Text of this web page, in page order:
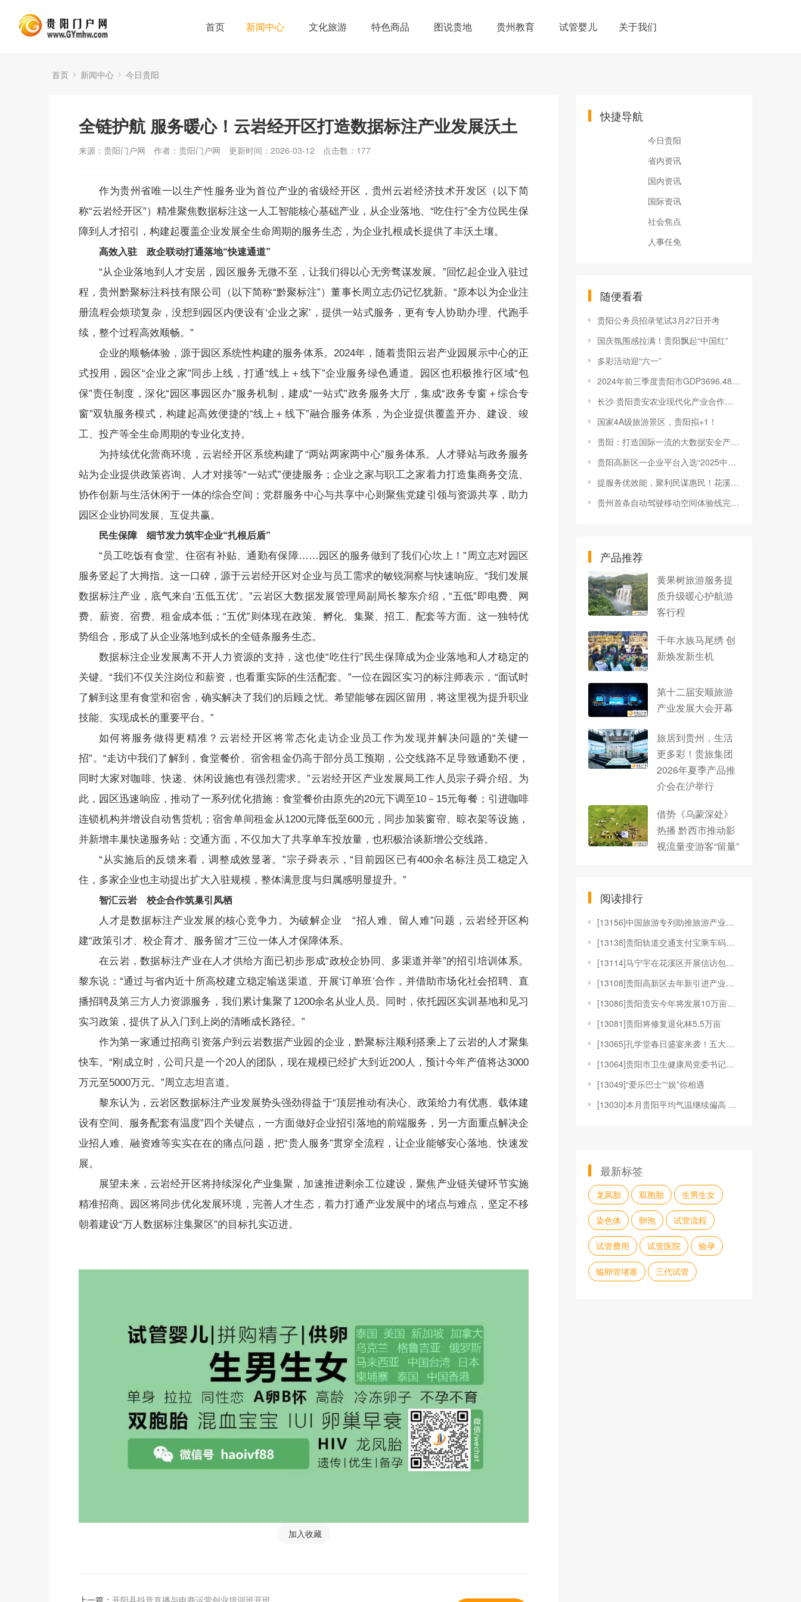
首页 新闻中心 文化旅游 特色商品 图说贵地 贵州教育 试管婴儿 关于我们
首页 新闻中心 今日贵阳
全链护航 服务暖心！云岩经开区打造数据标注产业发展沃土
来源：贵阳门户网 作者：贵阳门户网 更新时间：2026-03-12 点击数： 177
作为贵州省唯一以生产性服务业为首位产业的省级经开区，贵州云岩经济技术开发区（以下简
称“云岩经开区”）精准聚焦数据标注这一人工智能核心基础产业，从企业落地、“吃住行”全方位民生保
障到人才招引，构建起覆盖企业发展全生命周期的服务生态，为企业扎根成长提供了丰沃土壤。
高效入驻 政企联动打通落地“快速通道”
“从企业落地到人才安居，园区服务无微不至，让我们得以心无旁骛谋发展。”回忆起企业入驻过
程，贵州黔聚标注科技有限公司（以下简称“黔聚标注”）董事长周立志仍记忆犹新。“原本以为企业注
册流程会烦琐复杂，没想到园区内便设有‘企业之家’，提供一站式服务，更有专人协助办理、代跑手
续，整个过程高效顺畅。”
企业的顺畅体验，源于园区系统性构建的服务体系。2024年，随着贵阳云岩产业园展示中心的正
式投用，园区“企业之家”同步上线，打通“线上＋线下”企业服务绿色通道。园区也积极推行区域“包
保”责任制度，深化“园区事园区办”服务机制，建成“一站式”政务服务大厅，集成“政务专窗＋综合专
窗”双轨服务模式，构建起高效便捷的“线上＋线下”融合服务体系，为企业提供覆盖开办、建设、竣
工、投产等全生命周期的专业化支持。
为持续优化营商环境，云岩经开区系统构建了“两站两家两中心”服务体系。人才驿站与政务服务
站为企业提供政策咨询、人才对接等“一站式”便捷服务；企业之家与职工之家着力打造集商务交流、
协作创新与生活休闲于一体的综合空间；党群服务中心与共享中心则聚焦党建引领与资源共享，助力
园区企业协同发展、互促共赢。
民生保障 细节发力筑牢企业“扎根后盾”
“员工吃饭有食堂、住宿有补贴、通勤有保障……园区的服务做到了我们心坎上！”周立志对园区
服务竖起了大拇指。这一口碑，源于云岩经开区对企业与员工需求的敏锐洞察与快速响应。“我们发展
数据标注产业，底气来自‘五低五优’。”云岩区大数据发展管理局副局长黎东介绍，“五低”即电费、网
费、薪资、宿费、租金成本低；“五优”则体现在政策、孵化、集聚、招工、配套等方面。这一独特优
势组合，形成了从企业落地到成长的全链条服务生态。
数据标注企业发展离不开人力资源的支持，这也使“吃住行”民生保障成为企业落地和人才稳定的
关键。“我们不仅关注岗位和薪资，也看重实际的生活配套。”一位在园区实习的标注师表示，“面试时
了解到这里有食堂和宿舍，确实解决了我们的后顾之忧。希望能够在园区留用，将这里视为提升职业
技能、实现成长的重要平台。”
如何将服务做得更精准？云岩经开区将常态化走访企业员工作为发现并解决问题的“关键一
招”。“走访中我们了解到，食堂餐价、宿舍租金仍高于部分员工预期，公交线路不足导致通勤不便，
同时大家对咖啡、快递、休闲设施也有强烈需求。”云岩经开区产业发展局工作人员宗子舜介绍。为
此，园区迅速响应，推动了一系列优化措施：食堂餐价由原先的20元下调至10－15元每餐；引进咖啡
连锁机构并增设自动售货机；宿舍单间租金从1200元降低至600元，同步加装窗帘、晾衣架等设施，
并新增丰巢快递服务站；交通方面，不仅加大了共享单车投放量，也积极洽谈新增公交线路。
“从实施后的反馈来看，调整成效显著。”宗子舜表示，“目前园区已有400余名标注员工稳定入
住，多家企业也主动提出扩大入驻规模，整体满意度与归属感明显提升。”
智汇云岩 校企合作筑巢引凤栖
人才是数据标注产业发展的核心竞争力。为破解企业 “招人难、留人难”问题，云岩经开区构
建“政策引才、校企育才、服务留才”三位一体人才保障体系。
在云岩，数据标注产业在人才供给方面已初步形成“政校企协同、多渠道并举”的招引培训体系。
黎东说：“通过与省内近十所高校建立稳定输送渠道、开展‘订单班’合作，并借助市场化社会招聘、直
播招聘及第三方人力资源服务，我们累计集聚了1200余名从业人员。同时，依托园区实训基地和见习
实习政策，提供了从入门到上岗的清晰成长路径。”
作为第一家通过招商引资落户到云岩数据产业园的企业，黔聚标注顺利搭乘上了云岩的人才聚集
快车。“刚成立时，公司只是一个20人的团队，现在规模已经扩大到近200人，预计今年产值将达3000
万元至5000万元。”周立志坦言道。
黎东认为，云岩区数据标注产业发展势头强劲得益于“顶层推动有决心、政策给力有优惠、载体建
设有空间、服务配套有温度”四个关键点，一方面做好企业招引落地的前端服务，另一方面重点解决企
业招人难、融资难等实实在在的痛点问题，把“贵人服务”贯穿全流程，让企业能够安心落地、快速发
展。
展望未来，云岩经开区将持续深化产业集聚，加速推进剩余工位建设，聚焦产业链关键环节实施
精准招商。园区将同步优化发展环境，完善人才生态，着力打通产业发展中的堵点与难点，坚定不移
朝着建设“万人数据标注集聚区”的目标扎实迈进。
加入收藏
上一篇： 开阳县抖音直播与电商运营创业培训班开班
快捷导航
今日贵阳
省内资讯
国内资讯
国际资讯
社会焦点
人事任免
随便看看
贵阳公务员招录笔试3月27日开考
国庆氛围感拉满！贵阳飘起“中国红”
多彩活动迎“六一”
2024年前三季度贵阳市GDP3696.48亿元，同比增长6.0%
长沙·贵阳贵安农业现代化产业合作推介活动举行 签约产业项目12个 总投资2.5亿元
国家4A级旅游景区，贵阳拟+1！
贵阳：打造国际一流的大数据安全产业集聚区
贵阳高新区一企业平台入选“2025中国AI+应用Top50”优秀案例
提服务优效能，聚利民谋惠民！花溪区民政局多措并举写好“民生答卷”
贵州首条自动驾驶移动空间体验线完成城市道路多场景实测
产品推荐
黄果树旅游服务提
质升级暖心护航游
客行程
千年水族马尾绣 创
新焕发新生机
第十二届安顺旅游
产业发展大会开幕
旅居到贵州，生活
更多彩！贵旅集团
2026年夏季产品推
介会在沪举行
借势《乌蒙深处》
热播 黔西市推动影
视流量变游客“留量”
阅读排行
[13156]中国旅游专列助推旅游产业加速“向美而行”
[13138]贵阳轨道交通支付宝乘车码上线
[13114]马宁宇在花溪区开展信访包案督访工作
[13108]贵阳高新区去年新引进产业项目到位资金超百
[13086]贵阳贵安今年将发展10万亩林下种植
[13081]贵阳将修复退化林5.5万亩
[13065]孔学堂春日盛宴来袭！五大特色活动邀您共赴
[13064]贵阳市卫生健康局党委书记娄果：六个方面精
[13049]“爱乐巴士”“娱”你相遇
[13030]本月贵阳平均气温继续偏高 但存在阶段性寒
最新标签
龙凤胎 双胞胎 生男生女
染色体 卵泡 试管流程
试管费用 试管医院 验孕
输卵管堵塞 三代试管